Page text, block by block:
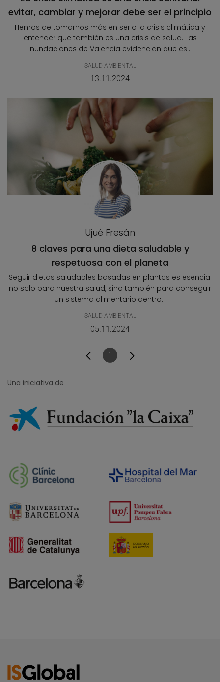
evitar, cambiar y mejorar debe ser el principio
Hemos de tomarnos más en serio la crisis climática y
entender que también es una crisis de salud. Las
inundaciones de Valencia evidencian que es...
SALUD AMBIENTAL
13.11.2024
Ujué Fresán
8 claves para una dieta saludable y
respetuosa con el planeta
Seguir dietas saludables basadas en plantas es esencial
no solo para nuestra salud, sino también para conseguir
un sistema alimentario dentro...
SALUD AMBIENTAL
05.11.2024
Página
1
Una iniciativa de